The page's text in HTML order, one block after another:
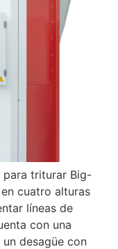
para triturar Big-
cuatro alturas
líneas de
con una
desagüe con